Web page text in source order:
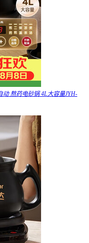
动 熬药电砂锅 4L大容量JYH-